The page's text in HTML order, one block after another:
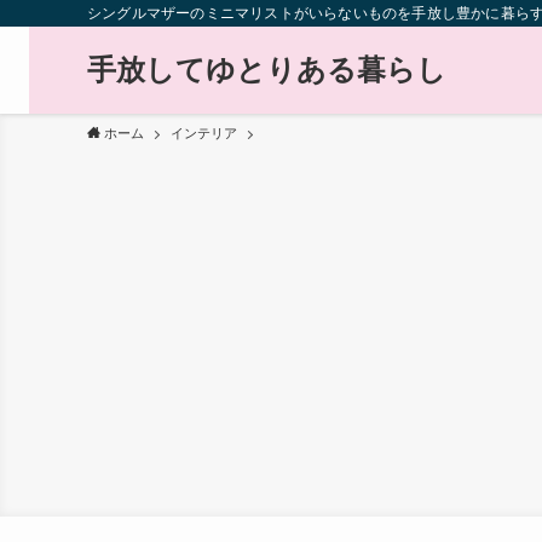
シングルマザーのミニマリストがいらないものを手放し豊かに暮ら
手放してゆとりある暮らし
ホーム インテリア